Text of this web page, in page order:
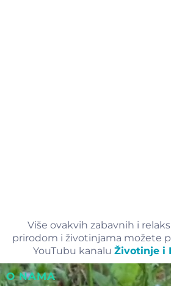
Više ovakvih zabavnih i
prirodom i životinjama možete
YouTubu kanalu Životinje i
O NAMA